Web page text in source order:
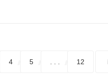
4 5 12